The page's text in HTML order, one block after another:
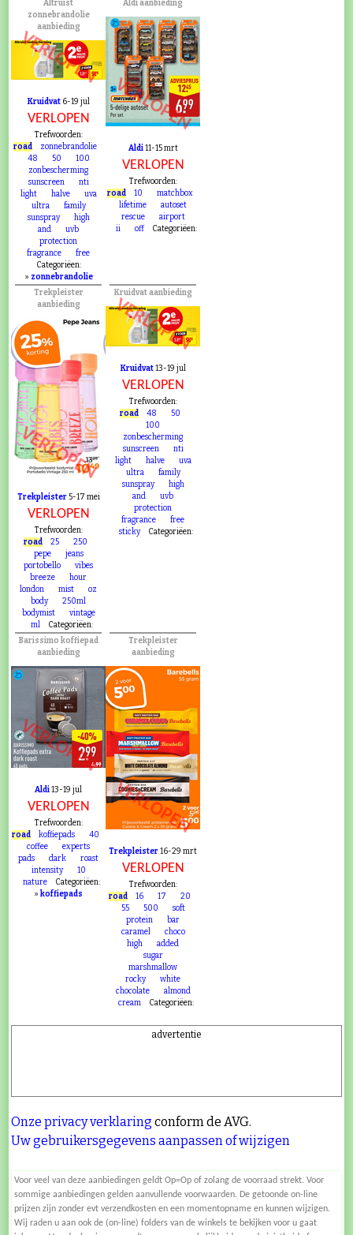
ml
Categoriëen:
Altruist
zonnebrandolie
aanbieding
VERLOPEN
Kruidvat6-19 jul
VERLOPEN
Trefwoorden:
zonnebrandolie
100
zonbescherming
sunscreen
nti
uva
ultra
family
sunspray
and
uvb
protection
fragrance
free
Categoriëen:
zonnebrandolie
Aldi aanbieding
VERLOPEN
Aldi11-15 mrt
VERLOPEN
Trefwoorden:
matchbox
lifetime
autoset
airport
Trekpleister
aanbieding
VERLOPEN
Trekpleister5-17 mei
VERLOPEN
Trefwoorden:
road
25
250
jeans
portobello
breeze
hour
london
mist
body
250ml
bodymist
vintage
ml
Categoriëen:
Kruidvat aanbieding
VERLOPEN
Kruidvat13-19 jul
VERLOPEN
Trefwoorden:
road
48
50
zonbescherming
sunscreen
nti
uva
ultra
family
sunspray
and
uvb
protection
fragrance
Barissimo koffiepad
aanbieding
VERLOPEN
Aldi13-19 jul
VERLOPEN
Trefwoorden:
road
koffiepads
40
coffee
experts
pads
dark
roast
intensity
10
Categoriëen:
Trekpleister
aanbieding
VERLOPEN
Trekpleister16-29 mrt
VERLOPEN
Trefwoorden:
16
55
500
protein
bar
caramel
added
marshmallow
white
almond
Onze privacy verklaringconform de AVG.
Voor veel van deze aanbiedingen geldt Op=Op of zolang de voorraad strekt. Voor
sommige aanbiedingen gelden aanvullende voorwaarden. De getoonde on-line
prijzen zijn zonder evt verzendkosten en een momentopname en kunnen wijzigen.